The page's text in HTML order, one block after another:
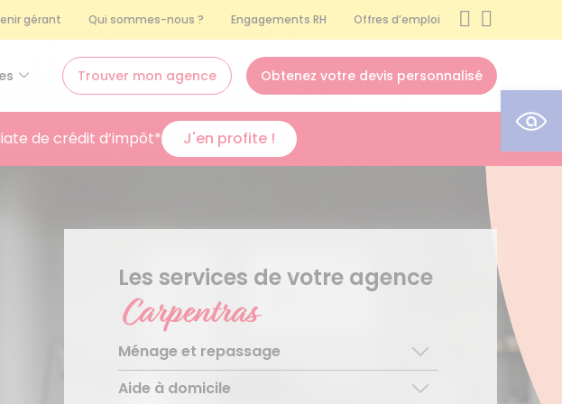
gérant Qui sommes-nous ? Engagements RH Offres d’emploi
Trouver mon agence Obtenez votre devis personnalisé
de crédit d’impôt* J'en profite !
Les services de votre agence
Carpentras
Ménage et repassage
Ménage régulier
Aide à domicile